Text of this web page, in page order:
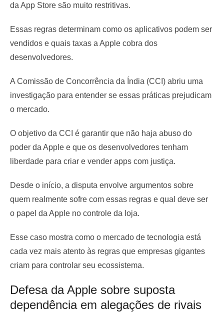
da App Store são muito restritivas.
Essas regras determinam como os aplicativos podem ser
vendidos e quais taxas a Apple cobra dos
desenvolvedores.
A Comissão de Concorrência da Índia (CCI) abriu uma
investigação para entender se essas práticas prejudicam
o mercado.
O objetivo da CCI é garantir que não haja abuso do
poder da Apple e que os desenvolvedores tenham
liberdade para criar e vender apps com justiça.
Desde o início, a disputa envolve argumentos sobre
quem realmente sofre com essas regras e qual deve ser
o papel da Apple no controle da loja.
Esse caso mostra como o mercado de tecnologia está
cada vez mais atento às regras que empresas gigantes
criam para controlar seu ecossistema.
Defesa da Apple sobre suposta
dependência em alegações de rivais